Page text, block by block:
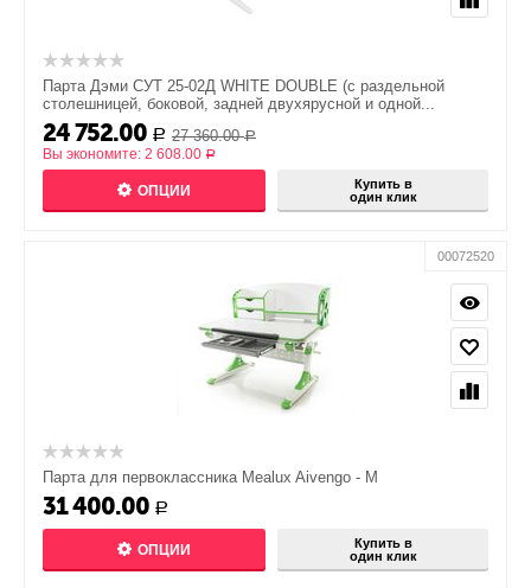
Парта Дэми СУТ 25-02Д WHITE DOUBLE (с раздельной
столешницей, боковой, задней двухярусной и одной...
24 752.00 Р 27 360.00 Р
Вы экономите: 2 608.00 Р
ОПЦИИ
Купить в
один клик
00072520
Парта для первоклассника Mealux Aivengo - M
31 400.00 Р
ОПЦИИ
Купить в
один клик